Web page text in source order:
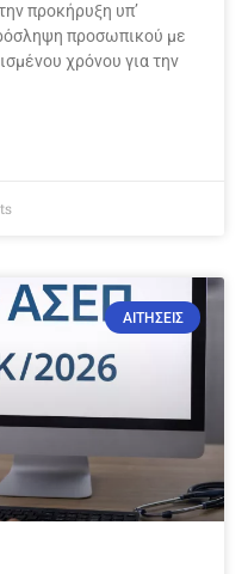
προκήρυξη υπ’
προσωπικού με
χρόνου για την
ΑΙΤΗΣΕΙΣ